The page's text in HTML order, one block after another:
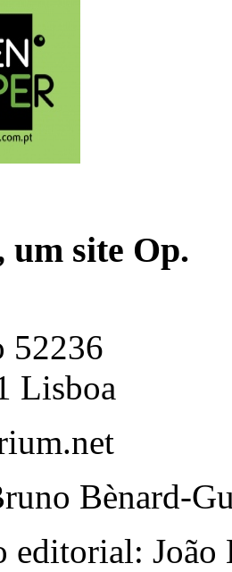
um site Op.
52236
Lisboa
Bènard-
editorial: João